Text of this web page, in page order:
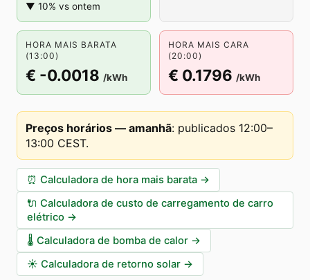
▼ 10% vs ontem
HORA MAIS BARATA
(13:00)
€ -0.0018 /kWh
HORA MAIS CARA
(20:00)
€ 0.1796 /kWh
Preços horários — amanhã: publicados 12:00–
13:00 CEST.
⏰ Calculadora de hora mais barata →
🔌 Calculadora de custo de carregamento de carro
elétrico →
🌡️ Calculadora de bomba de calor →
☀️ Calculadora de retorno solar →